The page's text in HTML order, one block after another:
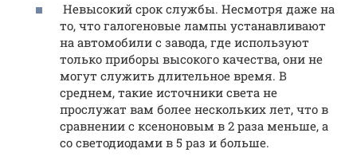
Невысокий срок службы. Несмотря даже на
то, что галогеновые лампы устанавливают
на автомобили с завода, где используют
только приборы высокого качества, они не
могут служить длительное время. В
среднем, такие источники света не
прослужат вам более нескольких лет, что в
сравнении с ксеноновым в 2 раза меньше, а
со светодиодами в 5 раз и больше.